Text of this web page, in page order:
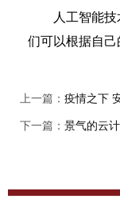
人工智能技术
们可以根据自己
上一篇： 疫情之下
下一篇： 景气的云